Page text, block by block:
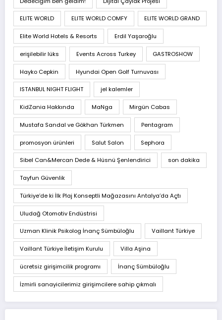
ELITE WORLD ELITE WORLD COMFY ELITE WORLD GRAND
Elite World Hotels & Resorts Erdil Yaşaroğlu
erişilebilir lüks Events Across Turkey GASTROSHOW
Hayko Cepkin Hyundai Open Golf Turnuvası
ISTANBUL NIGHT FLIGHT jel kalemler
KidZania Hakkında MaNga Mirgün Cabas
Mustafa Sandal ve Gökhan Türkmen Pentagram
promosyon ürünleri Salut Salon Sephora
Sibel Can&Mercan Dede & Hüsnü Şenlendirici son dakika
Tayfun Güvenlik
Türkiye’de ki İlk Plaj Konseptli Mağazasını Antalya’da Açtı
Uludağ Otomotiv Endüstrisi
Uzman Klinik Psikolog İnanç Sümbüloğlu Vaillant Türkiye
Vaillant Türkiye İletişim Kurulu Villa Aşina
ücretsiz girişimcilik programı İnanç Sümbüloğlu
İzmirli sanayicilerimiz girişimcilere sahip çıkmalı